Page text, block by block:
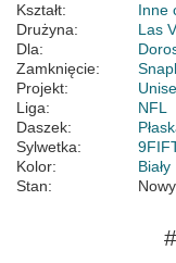
Kształt:
Inne
Drużyna:
Las
Dla:
Zamknięcie:
Projekt:
Liga:
NFL
Daszek:
Sylwetka:
Kolor:
Biały
Stan: